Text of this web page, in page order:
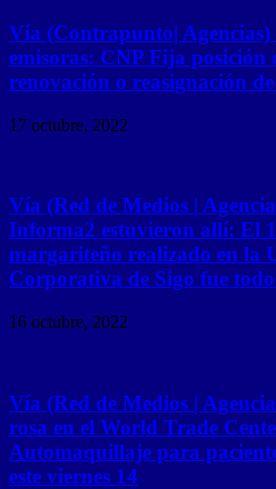
Vía (Contrapunto|
emisoras: CNP Fija posición
renovación o reasignación de
17 octubre, 2022
Vía (Red de Medios |
Informa2 estuvieron allí: El
margariteño realizado en la
Corporativa de Sigo fue
16 octubre, 2022
Vía (Red de Medios |
rosa en el World Trade
Automaquillaje para
este viernes 14